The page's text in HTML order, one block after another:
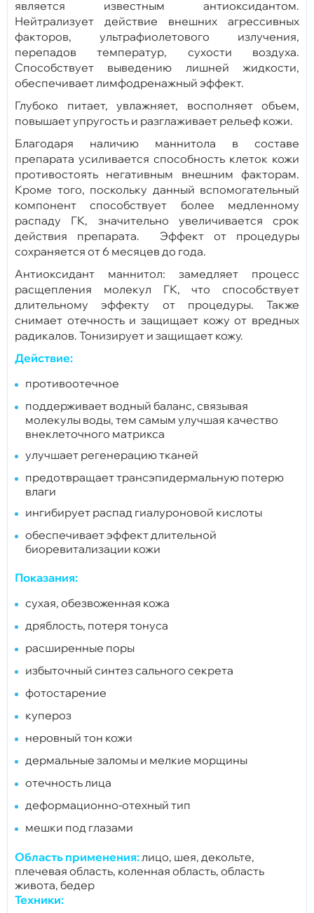
является известным антиоксидантом.
Нейтрализует действие внешних агрессивных
факторов, ультрафиолетового излучения,
перепадов температур, сухости воздуха.
Способствует выведению лишней жидкости,
обеспечивает лимфодренажный эффект.
Глубоко питает, увлажняет, восполняет объем,
повышает упругость и разглаживает рельеф кожи.
Благодаря наличию маннитола в составе
препарата усиливается способность клеток кожи
противостоять негативным внешним факторам.
Кроме того, поскольку данный вспомогательный
компонент способствует более медленному
распаду ГК, значительно увеличивается срок
действия препарата.
Эффект от процедуры
сохраняется от 6 месяцев до года.
Антиоксидант маннитол: замедляет процесс
расщепления молекул ГК, что способствует
длительному эффекту от процедуры. Также
снимает отечность и защищает кожу от вредных
радикалов. Тонизирует и защищает кожу.
Действие:
противоотечное
поддерживает водный баланс, связывая
молекулы воды, тем самым улучшая качество
внеклеточного матрикса
улучшает регенерацию тканей
предотвращает трансэпидермальную потерю
влаги
ингибирует распад гиалуроновой кислоты
обеспечивает эффект длительной
биоревитализации кожи
Показания:
сухая, обезвоженная кожа
дряблость, потеря тонуса
расширенные поры
избыточный синтез сального секрета
фотостарение
купероз
неровный тон кожи
дермальные заломы и мелкие морщины
отечность лица
деформационно-отехный тип
мешки под глазами
Область применения: лицо, шея, декольте,
плечевая область, коленная область, область
живота, бедер
Техники: